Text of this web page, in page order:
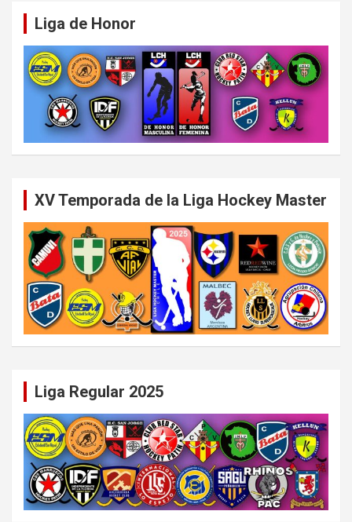
Liga de Honor
XV Temporada de la Liga Hockey Master
Liga Regular 2025